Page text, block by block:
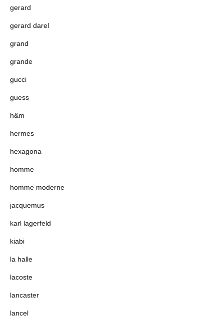
gerard
gerard darel
grand
grande
gucci
guess
h&m
hermes
hexagona
homme
homme moderne
jacquemus
karl lagerfeld
kiabi
la halle
lacoste
lancaster
lancel